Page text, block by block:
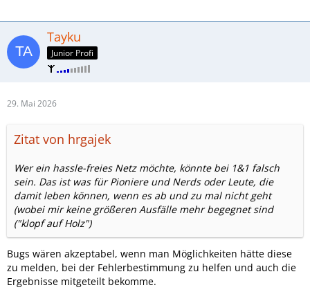
Tayku
Junior Profi
29. Mai 2026
Zitat von hrgajek
Wer ein hassle-freies Netz möchte, könnte bei 1&1 falsch
sein. Das ist was für Pioniere und Nerds oder Leute, die
damit leben können, wenn es ab und zu mal nicht geht
(wobei mir keine größeren Ausfälle mehr begegnet sind
("klopf auf Holz")
Bugs wären akzeptabel, wenn man Möglichkeiten hätte diese
zu melden, bei der Fehlerbestimmung zu helfen und auch die
Ergebnisse mitgeteilt bekomme.